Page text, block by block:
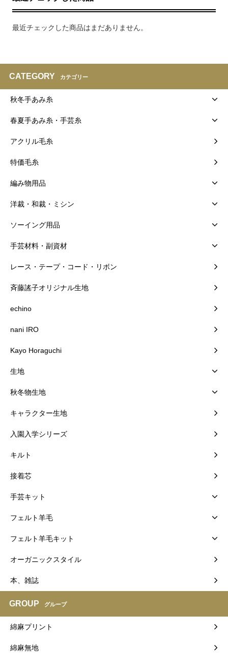
最近チェックした商品はまだありません。
CATEGORY カテゴリー
秋冬手あみ糸
春夏手あみ糸・手芸糸
アクリル毛糸
特価毛糸
編み物用品
洋裁・和裁・ミシン
ソーイング用品
手芸材料・副資材
レース・テープ・コード・リボン
斉藤謠子オリジナル生地
echino
nani IRO
Kayo Horaguchi
生地
秋冬物生地
キャラクター生地
入園入学シリーズ
キルト
接着芯
手芸キット
フェルト羊毛
フェルト羊毛キット
オーガニックスタイル
本、雑誌
GROUP グループ
綿麻プリント
綿麻無地